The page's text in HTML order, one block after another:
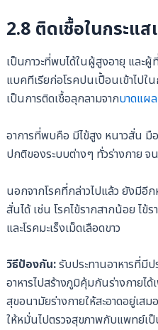
2.8 ติดเชื้อในกระแส
เป็นภาวะที่พบได้ในผู้สูงอายุ และ
แบคทีเรียก่อโรคปนเปื้อนเข้าไปใ
เป็นการติดเชื้อลุกลามจากบาดแผล
อาการที่พบคือ มีไข้สูง หนาวสั่น มื
ปกติของระบบต่างๆ ทั่วร่างกาย จ
นอกจากโรคที่กล่าวไปแล้ว ยังมีอีก
สั่นได้ เช่น โรคไข้รากสากน้อย ไข้
และโรคมะเร็งเม็ดเลือดขาว
วิธีป้องกัน:รับประทานอาหารที่มีป
อาหารไปสร้างภูมิคุ้มกันร่างกาย
สุขอนามัยร่างกายให้สะอาดอยู่เ
ให้หมั่นไปตรวจสุขภาพกับแพทย์เป็